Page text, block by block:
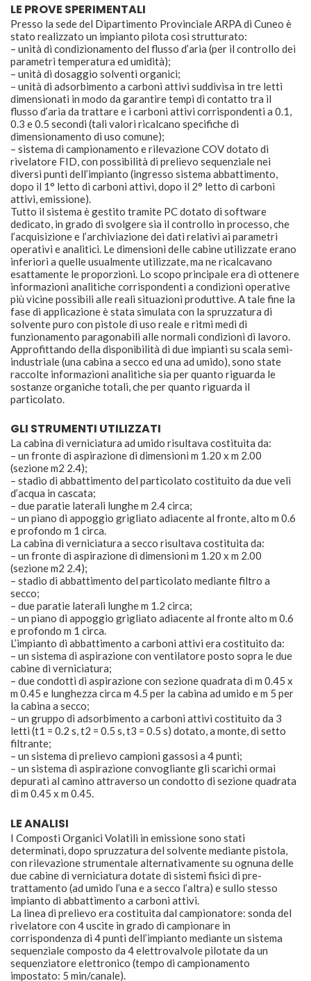
LE PROVE SPERIMENTALI
Presso la sede del Dipartimento Provinciale ARPA di Cuneo è
stato realizzato un impianto pilota così strutturato:
– unità di condizionamento del flusso d’aria (per il controllo dei
parametri temperatura ed umidità);
– unità di dosaggio solventi organici;
– unità di adsorbimento a carboni attivi suddivisa in tre letti
dimensionati in modo da garantire tempi di contatto tra il
flusso d’aria da trattare e i carboni attivi corrispondenti a 0.1,
0.3 e 0.5 secondi (tali valori ricalcano specifiche di
dimensionamento di uso comune);
– sistema di campionamento e rilevazione COV dotato di
rivelatore FID, con possibilità di prelievo sequenziale nei
diversi punti dell’impianto (ingresso sistema abbattimento,
dopo il 1° letto di carboni attivi, dopo il 2° letto di carboni
attivi, emissione).
Tutto il sistema è gestito tramite PC dotato di software
dedicato, in grado di svolgere sia il controllo in processo, che
l’acquisizione e l’archiviazione dei dati relativi ai parametri
operativi e analitici. Le dimensioni delle cabine utilizzate erano
inferiori a quelle usualmente utilizzate, ma ne ricalcavano
esattamente le proporzioni. Lo scopo principale era di ottenere
informazioni analitiche corrispondenti a condizioni operative
più vicine possibili alle reali situazioni produttive. A tale fine la
fase di applicazione è stata simulata con la spruzzatura di
solvente puro con pistole di uso reale e ritmi medi di
funzionamento paragonabili alle normali condizioni di lavoro.
Approfittando della disponibilità di due impianti su scala semi-
industriale (una cabina a secco ed una ad umido), sono state
raccolte informazioni analitiche sia per quanto riguarda le
sostanze organiche totali, che per quanto riguarda il
particolato.
GLI STRUMENTI UTILIZZATI
La cabina di verniciatura ad umido risultava costituita da:
– un fronte di aspirazione di dimensioni m 1.20 x m 2.00
(sezione m2 2.4);
– stadio di abbattimento del particolato costituito da due veli
d’acqua in cascata;
– due paratie laterali lunghe m 2.4 circa;
– un piano di appoggio grigliato adiacente al fronte, alto m 0.6
e profondo m 1 circa.
La cabina di verniciatura a secco risultava costituita da:
– un fronte di aspirazione di dimensioni m 1.20 x m 2.00
(sezione m2 2.4);
– stadio di abbattimento del particolato mediante filtro a
secco;
– due paratie laterali lunghe m 1.2 circa;
– un piano di appoggio grigliato adiacente al fronte alto m 0.6
e profondo m 1 circa.
L’impianto di abbattimento a carboni attivi era costituito da:
– un sistema di aspirazione con ventilatore posto sopra le due
cabine di verniciatura;
– due condotti di aspirazione con sezione quadrata di m 0.45 x
m 0.45 e lunghezza circa m 4.5 per la cabina ad umido e m 5 per
la cabina a secco;
– un gruppo di adsorbimento a carboni attivi costituito da 3
letti (t1 = 0.2 s, t2 = 0.5 s, t3 = 0.5 s) dotato, a monte, di setto
filtrante;
– un sistema di prelievo campioni gassosi a 4 punti;
– un sistema di aspirazione convogliante gli scarichi ormai
depurati al camino attraverso un condotto di sezione quadrata
di m 0.45 x m 0.45.
LE ANALISI
I Composti Organici Volatili in emissione sono stati
determinati, dopo spruzzatura del solvente mediante pistola,
con rilevazione strumentale alternativamente su ognuna delle
due cabine di verniciatura dotate di sistemi fisici di pre-
trattamento (ad umido l’una e a secco l’altra) e sullo stesso
impianto di abbattimento a carboni attivi.
La linea di prelievo era costituita dal campionatore: sonda del
rivelatore con 4 uscite in grado di campionare in
corrispondenza di 4 punti dell’impianto mediante un sistema
sequenziale composto da 4 elettrovalvole pilotate da un
sequenziatore elettronico (tempo di campionamento
impostato: 5 min/canale).